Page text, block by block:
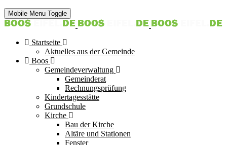
Mobile Menu Toggle
Startseite
Aktuelles aus der Gemeinde
Boos
Gemeindeverwaltung
Gemeinderat
Rechnungsprüfung
Kindertagesstätte
Grundschule
Kirche
Bau der Kirche
Altäre und Stationen
Fenster